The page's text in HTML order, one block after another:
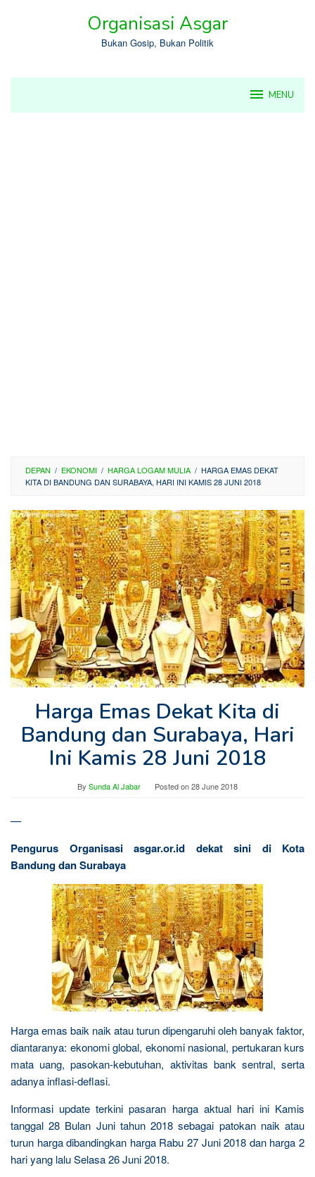
Organisasi Asgar
Bukan Gosip, Bukan Politik
MENU
DEPAN / EKONOMI / HARGA LOGAM MULIA / HARGA EMAS DEKAT
KITA DI BANDUNG DAN SURABAYA, HARI INI KAMIS 28 JUNI 2018
Harga Emas Dekat Kita di
Bandung dan Surabaya, Hari
Ini Kamis 28 Juni 2018
By Sunda Al Jabar Posted on28 June 2018
—
Pengurus Organisasi asgar.or.id dekat sini di Kota
Bandung dan Surabaya
Harga emas baik naik atau turun dipengaruhi oleh banyak faktor,
diantaranya: ekonomi global, ekonomi nasional, pertukaran kurs
mata uang, pasokan-kebutuhan, aktivitas bank sentral, serta
adanya inflasi-deflasi.
Informasi update terkini pasaran harga aktual hari ini Kamis
tanggal 28 Bulan Juni tahun 2018 sebagai patokan naik atau
turun harga dibandingkan harga Rabu 27 Juni 2018 dan harga 2
hari yang lalu Selasa 26 Juni 2018.